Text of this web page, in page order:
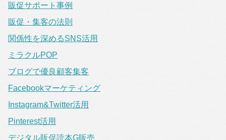
販促サポート事例
販促・集客の法則
関係性を深めるSNS活用
ミラクルPOP
ブログで優良顧客集客
Facebookマーケティング
Instagram&Twitter活用
Pinterest活用
デジタル販促読本G販売